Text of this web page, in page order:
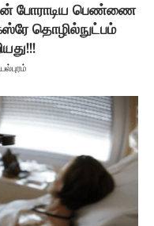
போராடிய பெண்ணை
தொழில்நுட்பம்